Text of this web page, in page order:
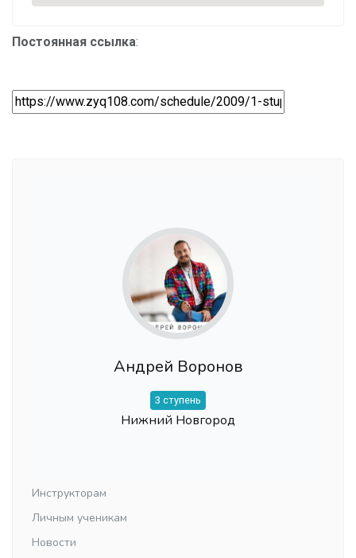
Постоянная ссылка:
Андрей Воронов
3 ступень
Нижний Новгород
Инструкторам
Личным ученикам
Новости